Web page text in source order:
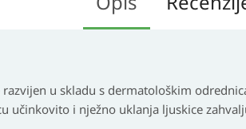
u skladu s dermatološkim
učinkovito i nježno uklanja ljuskice